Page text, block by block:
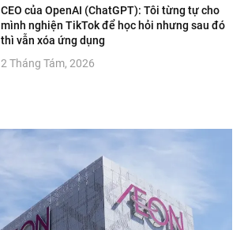
CEO của OpenAI (ChatGPT): Tôi từng tự cho
mình nghiện TikTok để học hỏi nhưng sau đó
thì vẫn xóa ứng dụng
2 Tháng Tám, 2026